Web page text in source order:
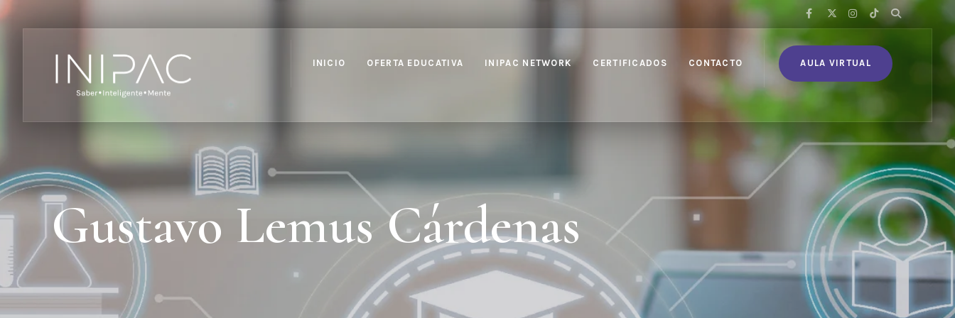
INICIO OFERTA EDUCATIVA INIPAC NETWORK CERTIFICADOS CONTACTO AULA VIRTUAL
Gustavo Lemus Cárdenas